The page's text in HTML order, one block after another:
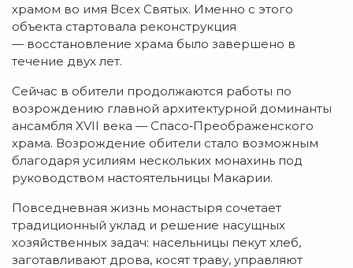
храмом во имя Всех Святых. Именно с этого
объекта стартовала реконструкция
— восстановление храма было завершено в
течение двух лет.
Сейчас в обители продолжаются работы по
возрождению главной архитектурной доминанты
ансамбля XVII века — Спасо‑Преображенского
храма. Возрождение обители стало возможным
благодаря усилиям нескольких монахинь под
руководством настоятельницы Макарии.
Повседневная жизнь монастыря сочетает
традиционный уклад и решение насущных
хозяйственных задач: насельницы пекут хлеб,
заготавливают дрова, косят траву, управляют